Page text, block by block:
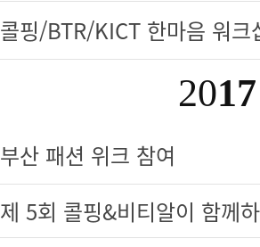
콜핑/BTR/KICT 한마음 워크
2017
부산 패션 위크 참여
제 5회 콜핑&비티알이 함께